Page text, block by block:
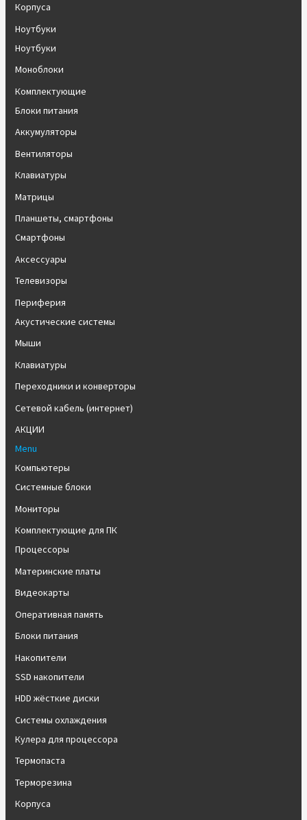
Корпуса
Ноутбуки
Ноутбуки
Моноблоки
Комплектующие
Блоки питания
Аккумуляторы
Вентиляторы
Клавиатуры
Матрицы
Планшеты, смартфоны
Смартфоны
Аксессуары
Телевизоры
Периферия
Акустические системы
Мыши
Клавиатуры
Переходники и конверторы
Сетевой кабель (интернет)
АКЦИИ
Menu
Компьютеры
Системные блоки
Мониторы
Комплектующие для ПК
Процессоры
Материнские платы
Видеокарты
Оперативная память
Блоки питания
Накопители
SSD накопители
HDD жёсткие диски
Системы охлаждения
Кулера для процессора
Термопаста
Терморезина
Корпуса